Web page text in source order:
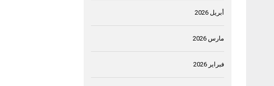
أبريل 2026
مارس 2026
فبراير 2026